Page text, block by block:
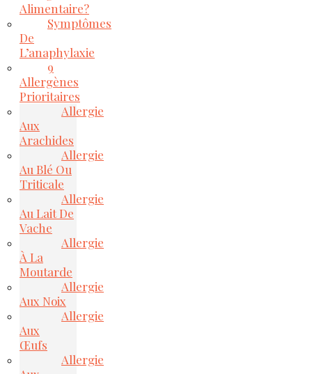
Alimentaire?
Symptômes
De
L’anaphylaxie
9
Allergènes
Prioritaires
Allergie
Aux
Arachides
Allergie
Au Blé Ou
Triticale
Allergie
Au Lait De
Vache
Allergie
À La
Moutarde
Allergie
Aux Noix
Allergie
Aux
Œufs
Allergie